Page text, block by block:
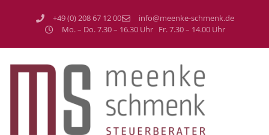
+49 (0) 208 67 12 00
info@meenke-schmenk.de
Mo. – Do. 7.30 – 16.30 Uhr Fr. 7.30 – 14.00 Uhr